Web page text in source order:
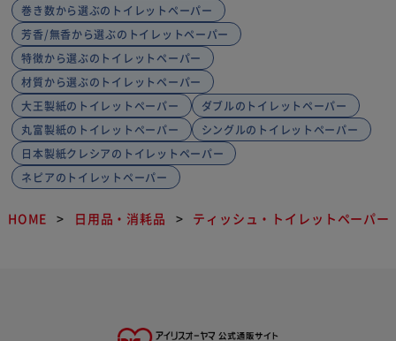
巻き数から選ぶのトイレットペーパー
芳香/無香から選ぶのトイレットペーパー
特徴から選ぶのトイレットペーパー
材質から選ぶのトイレットペーパー
大王製紙のトイレットペーパー
ダブルのトイレットペーパー
丸富製紙のトイレットペーパー
シングルのトイレットペーパー
日本製紙クレシアのトイレットペーパー
ネピアのトイレットペーパー
HOME 日用品・消耗品 ティッシュ・トイレットペーパー